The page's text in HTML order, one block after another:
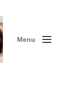
Menu